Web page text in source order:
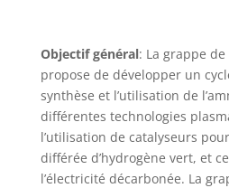
Objectif général: La grappe de
propose de développer un
synthèse et l’utilisation de
différentes technologies
l’utilisation de catalyseurs
différée d’hydrogène vert, et
l’électricité décarbonée. La